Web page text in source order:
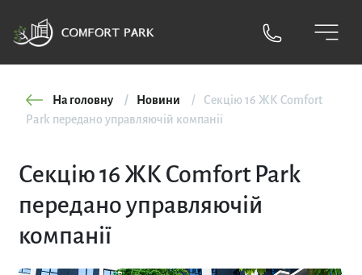
На головну Новини
Секцію 16 ЖК Comfort
Park передано управляючій компанії
Секцію 16 ЖК Comfort Park
передано управляючій
компанії